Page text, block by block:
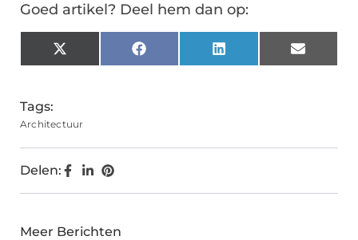
Goed artikel? Deel hem dan op:
X
(Twitter)
Facebook LinkedIn Email
Tags:
Architectuur
Delen:
Meer Berichten